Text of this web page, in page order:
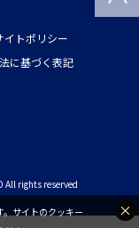
イトポリシー
に基づく表記
All rights reserved
サイトのクッキー